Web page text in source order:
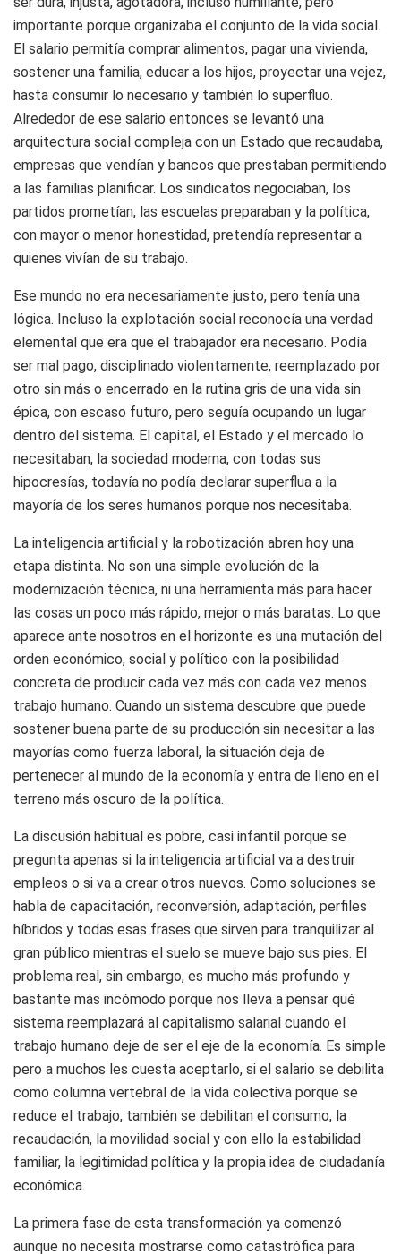
importante porque organizaba el conjunto de la vida social.
El salario permitía comprar alimentos, pagar una vivienda,
sostener una familia, educar a los hijos, proyectar una vejez,
hasta consumir lo necesario y también lo superfluo.
Alrededor de ese salario entonces se levantó una
arquitectura social compleja con un Estado que recaudaba,
empresas que vendían y bancos que prestaban permitiendo
a las familias planificar. Los sindicatos negociaban, los
partidos prometían, las escuelas preparaban y la política,
con mayor o menor honestidad, pretendía representar a
quienes vivían de su trabajo.
Ese mundo no era necesariamente justo, pero tenía una
lógica. Incluso la explotación social reconocía una verdad
elemental que era que el trabajador era necesario. Podía
ser mal pago, disciplinado violentamente, reemplazado por
otro sin más o encerrado en la rutina gris de una vida sin
épica, con escaso futuro, pero seguía ocupando un lugar
dentro del sistema. El capital, el Estado y el mercado lo
necesitaban, la sociedad moderna, con todas sus
hipocresías, todavía no podía declarar superflua a la
mayoría de los seres humanos porque nos necesitaba.
La inteligencia artificial y la robotización abren hoy una
etapa distinta. No son una simple evolución de la
modernización técnica, ni una herramienta más para hacer
las cosas un poco más rápido, mejor o más baratas. Lo que
aparece ante nosotros en el horizonte es una mutación del
orden económico, social y político con la posibilidad
concreta de producir cada vez más con cada vez menos
trabajo humano. Cuando un sistema descubre que puede
sostener buena parte de su producción sin necesitar a las
mayorías como fuerza laboral, la situación deja de
pertenecer al mundo de la economía y entra de lleno en el
terreno más oscuro de la política.
La discusión habitual es pobre, casi infantil porque se
pregunta apenas si la inteligencia artificial va a destruir
empleos o si va a crear otros nuevos. Como soluciones se
habla de capacitación, reconversión, adaptación, perfiles
híbridos y todas esas frases que sirven para tranquilizar al
gran público mientras el suelo se mueve bajo sus pies. El
problema real, sin embargo, es mucho más profundo y
bastante más incómodo porque nos lleva a pensar qué
sistema reemplazará al capitalismo salarial cuando el
trabajo humano deje de ser el eje de la economía. Es simple
pero a muchos les cuesta aceptarlo, si el salario se debilita
como columna vertebral de la vida colectiva porque se
reduce el trabajo, también se debilitan el consumo, la
recaudación, la movilidad social y con ello la estabilidad
familiar, la legitimidad política y la propia idea de ciudadanía
económica.
La primera fase de esta transformación ya comenzó
aunque no necesita mostrarse como catastrófica para